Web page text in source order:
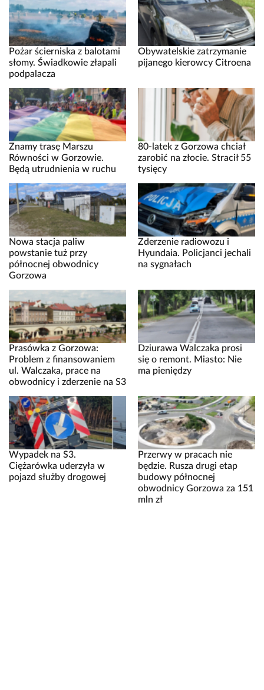
Pożar ścierniska z balotami
słomy. Świadkowie złapali
podpalacza
Obywatelskie zatrzymanie
pijanego kierowcy Citroena
Znamy trasę Marszu
Równości w Gorzowie.
Będą utrudnienia w ruchu
80-latek z Gorzowa chciał
zarobić na złocie. Stracił 55
tysięcy
Nowa stacja paliw
powstanie tuż przy
północnej obwodnicy
Gorzowa
Zderzenie radiowozu i
Hyundaia. Policjanci jechali
na sygnałach
Prasówka z Gorzowa:
Problem z finansowaniem
ul. Walczaka, prace na
obwodnicy i zderzenie na S3
Dziurawa Walczaka prosi
się o remont. Miasto: Nie
ma pieniędzy
Wypadek na S3.
Ciężarówka uderzyła w
pojazd służby drogowej
Przerwy w pracach nie
będzie. Rusza drugi etap
budowy północnej
obwodnicy Gorzowa za 151
mln zł